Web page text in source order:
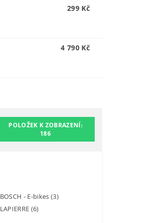
299 Kč
4 790 Kč
POLOŽEK K ZOBRAZENÍ:
186
BOSCH - E-bikes (3)
LAPIERRE (6)